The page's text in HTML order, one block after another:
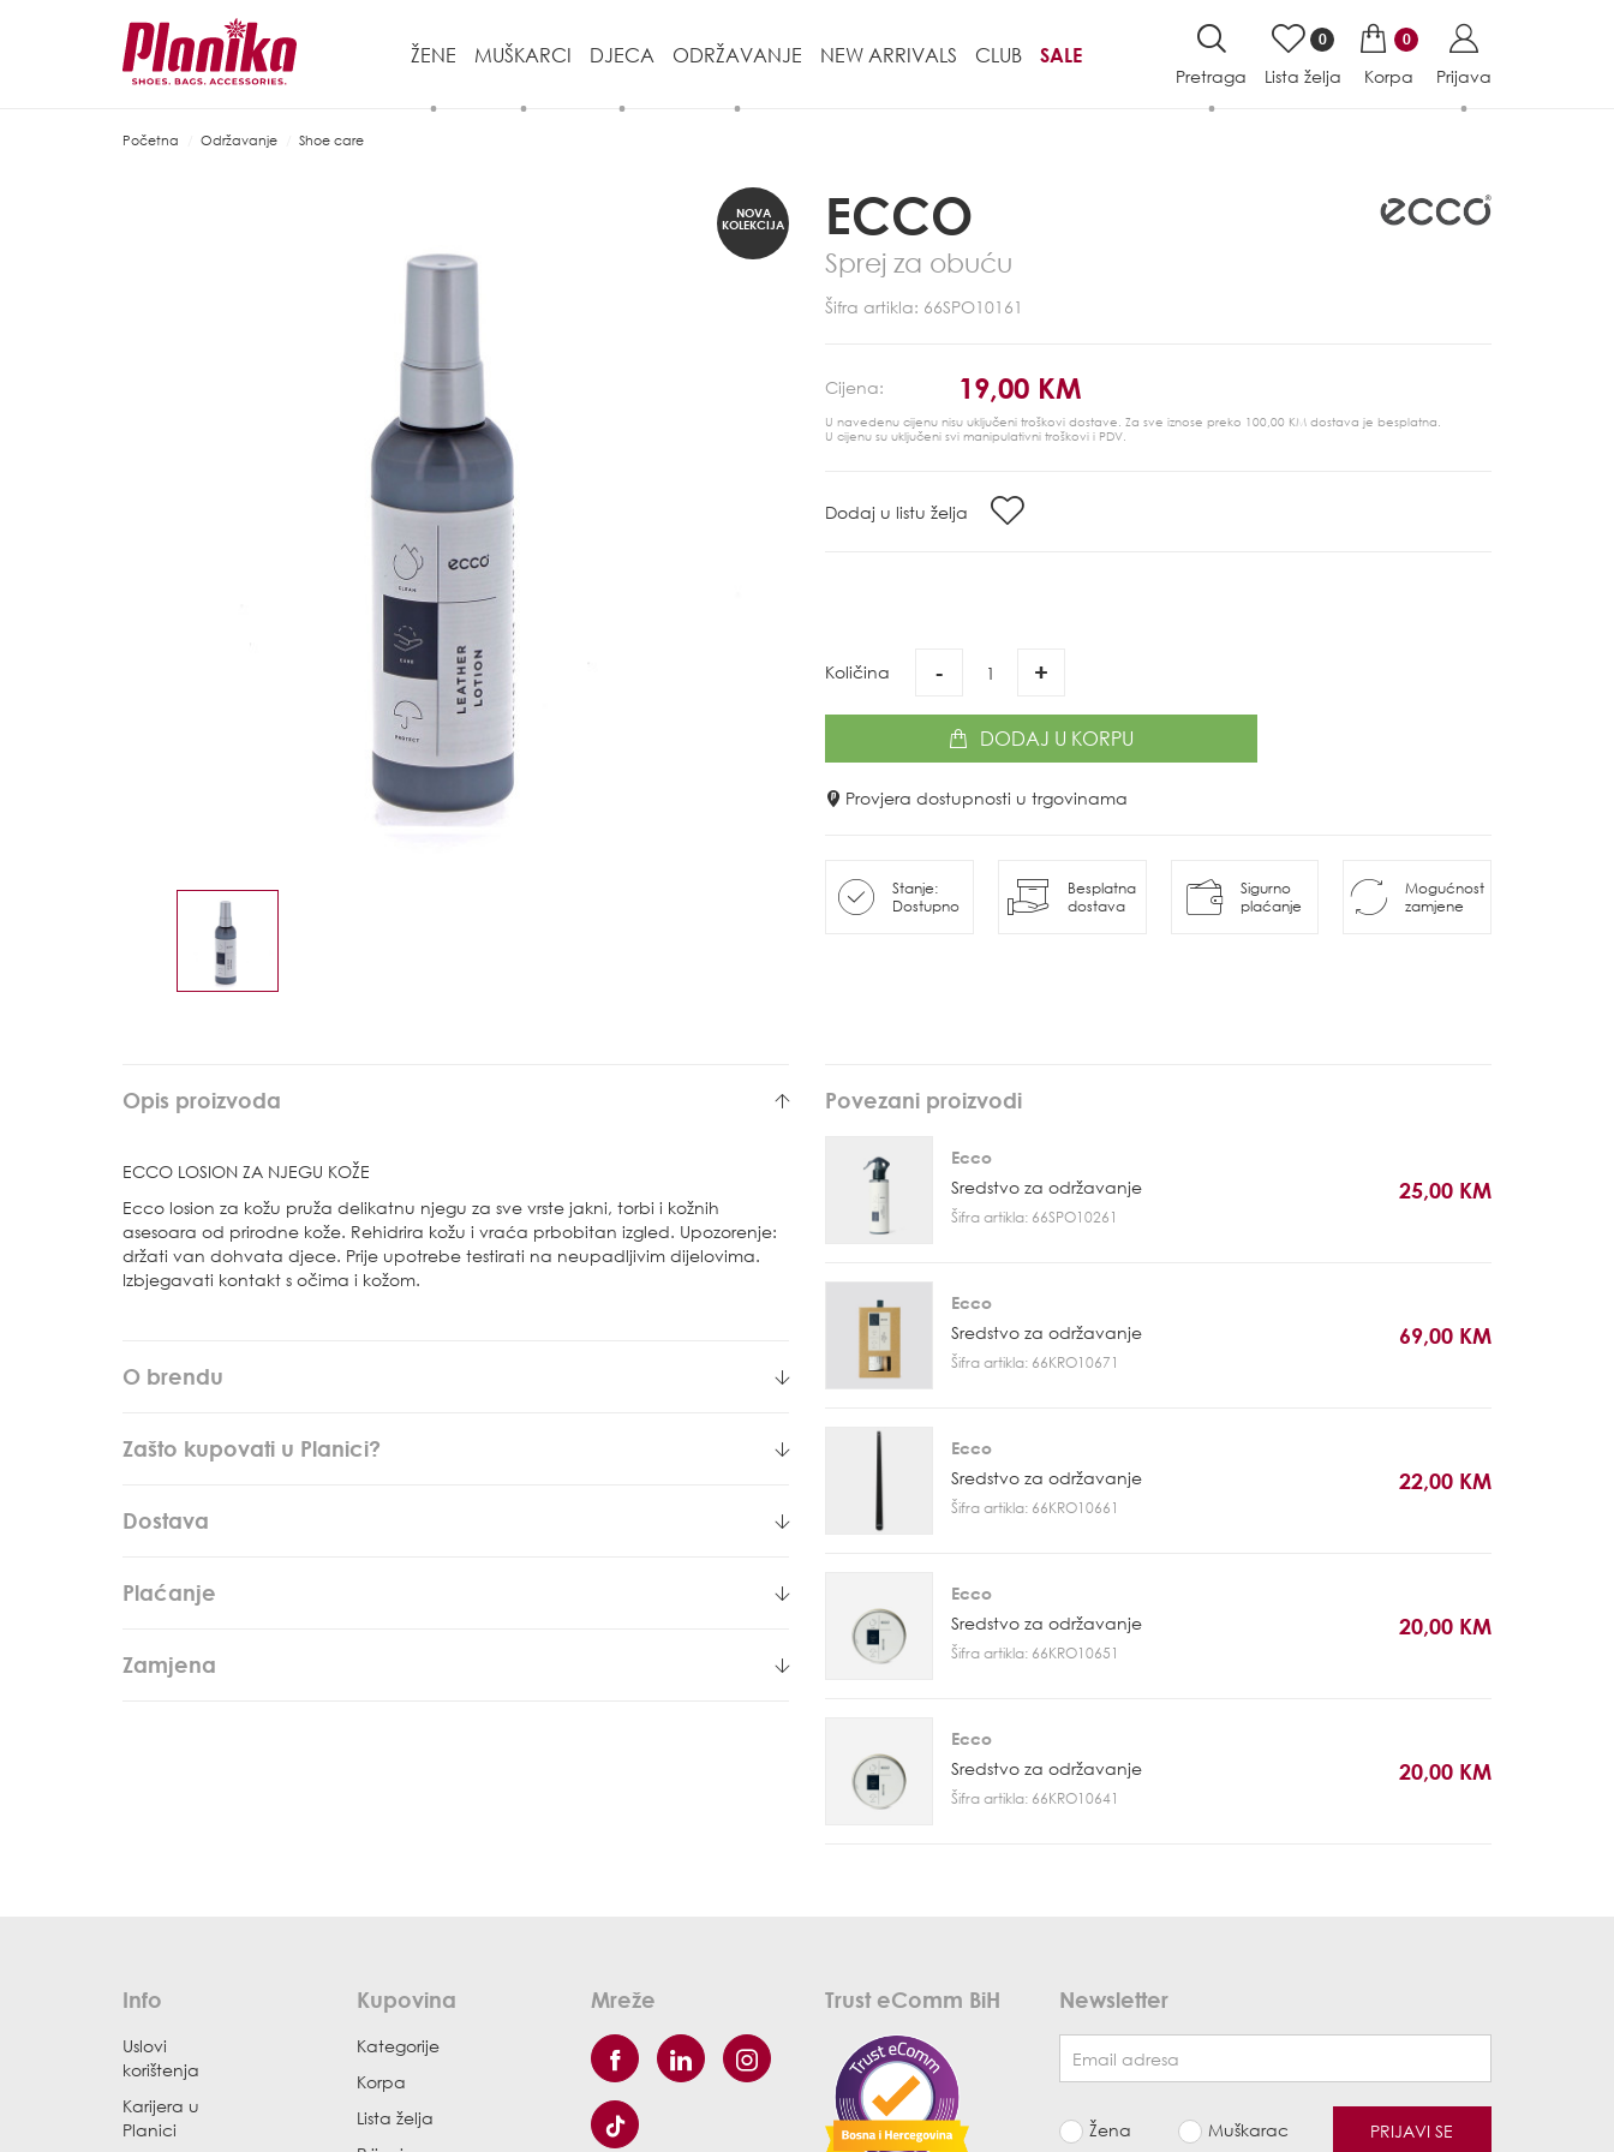
ŽENE MUŠKARCI DJECA ODRŽAVANJE NEW ARRIVALS CLUB SALE
Pretraga
0
Lista želja
0
Korpa Prijava
Početna Održavanje Shoe care
NOVA
KOLEKCIJA
ECCO
Sprej za obuću
Šifra artikla: 66SPO10161
Cijena: 19,00 KM
U navedenu cijenu nisu uključeni troškovi dostave. Za sve iznose preko 100,00 KM dostava je besplatna.
U cijenu su uključeni svi manipulativni troškovi i PDV.
Dodaj u listu želja
Količina - +
DODAJ U KORPU
Provjera dostupnosti u trgovinama
Stanje:
Dostupno
Besplatna
dostava
Sigurno
plaćanje
Mogućnost
zamjene
Opis proizvoda
ECCO LOSION ZA NJEGU KOŽE
Ecco losion za kožu pruža delikatnu njegu za sve vrste jakni, torbi i kožnih
asesoara od prirodne kože. Rehidrira kožu i vraća prbobitan izgled. Upozorenje:
držati van dohvata djece. Prije upotrebe testirati na neupadljivim dijelovima.
Izbjegavati kontakt s očima i kožom.
O brendu
Zašto kupovati u Planici?
Dostava
Plaćanje
Zamjena
Povezani proizvodi
Ecco
Sredstvo za održavanje
Šifra artikla: 66SPO10261
25,00 KM
Ecco
Sredstvo za održavanje
Šifra artikla: 66KRO10671
69,00 KM
Ecco
Sredstvo za održavanje
Šifra artikla: 66KRO10661
22,00 KM
Ecco
Sredstvo za održavanje
Šifra artikla: 66KRO10651
20,00 KM
Ecco
Sredstvo za održavanje
Šifra artikla: 66KRO10641
20,00 KM
Info
Uslovi
korištenja
Karijera u
Planici
Kupovina
Kategorije
Korpa
Lista želja
Mreže Trust eComm BiH Newsletter
Žena Muškarac PRIJAVI SE